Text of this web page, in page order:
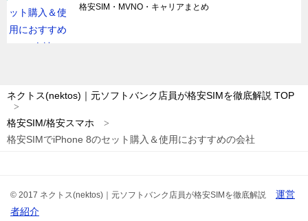
格安SIM・MVNO・キャリアまとめ
ネクトス(nektos)｜元ソフトバンク店員が格安SIMを徹底解説 TOP
格安SIM/格安スマホ
格安SIMでiPhone 8のセット購入＆使用におすすめの会社
© 2017 ネクトス(nektos)｜元ソフトバンク店員が格安SIMを徹底解説
運営
者紹介